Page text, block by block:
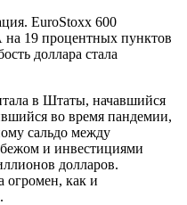
EuroStoxx 600
19 процентных пунктов
доллара стала
в Штаты, начавшийся
во время пандемии,
сальдо между
и инвестициями
долларов.
огромен, как и